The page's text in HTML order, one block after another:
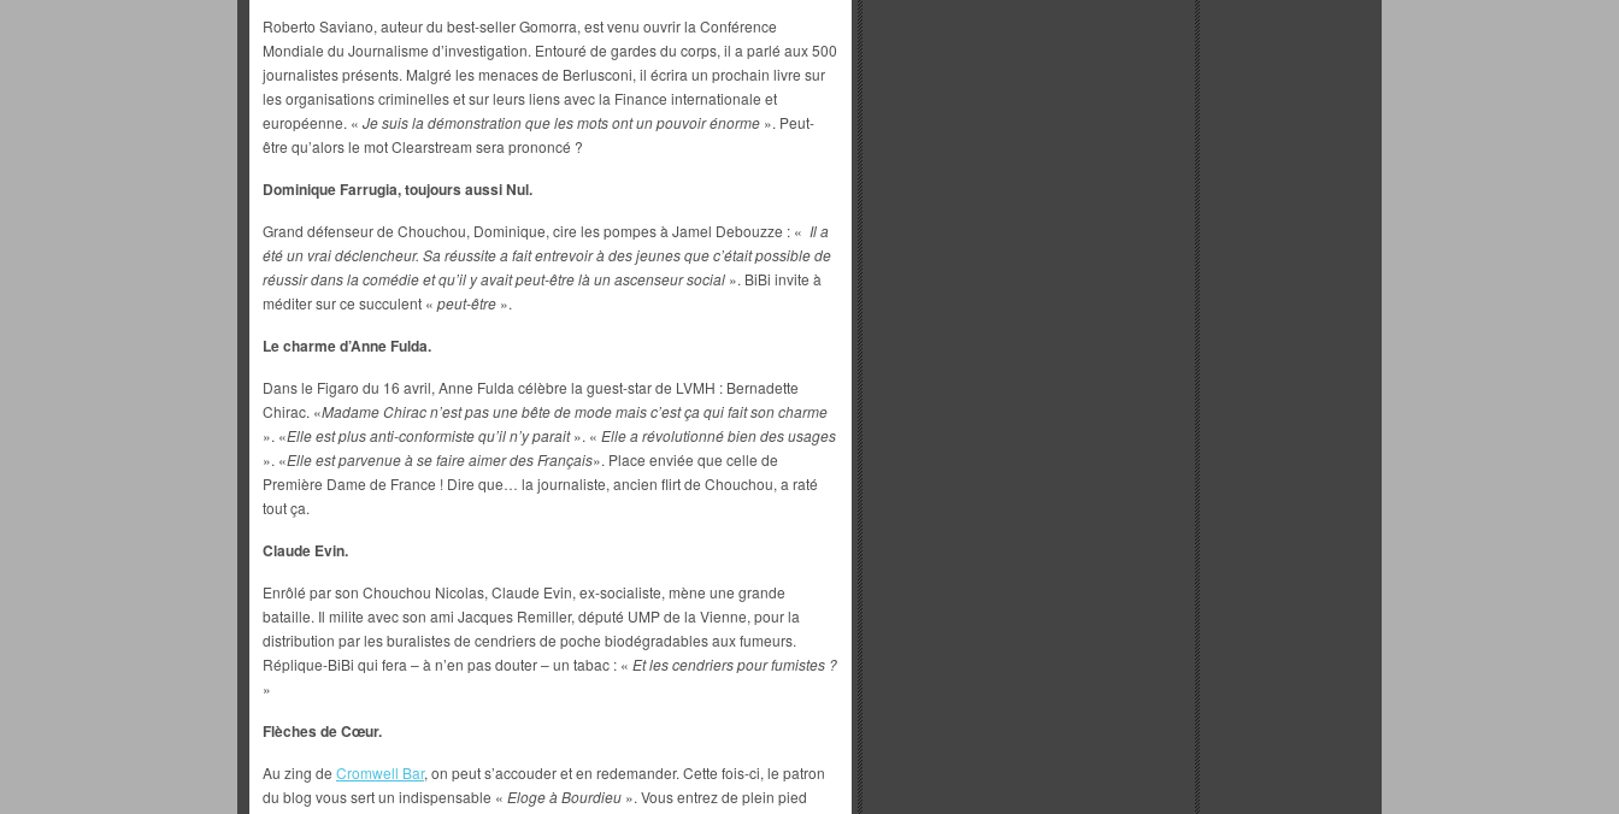
Roberto Saviano, auteur du best-seller Gomorra, est venu ouvrir la Conférence
Mondiale du Journalisme d’investigation. Entouré de gardes du corps, il a parlé aux 500
journalistes présents. Malgré les menaces de Berlusconi, il écrira un prochain livre sur
les organisations criminelles et sur leurs liens avec la Finance internationale et
européenne. « Je suis la démonstration que les mots ont un pouvoir énorme ». Peut-
être qu’alors le mot Clearstream sera prononcé ?
Dominique Farrugia, toujours aussi Nul.
Grand défenseur de Chouchou, Dominique, cire les pompes à Jamel Debouzze : « Il a
été un vrai déclencheur. Sa réussite a fait entrevoir à des jeunes que c’était possible de
réussir dans la comédie et qu’il y avait peut-être là un ascenseur social ». BiBi invite à
méditer sur ce succulent « peut-être ».
Le charme d’Anne Fulda.
Dans le Figaro du 16 avril, Anne Fulda célèbre la guest-star de LVMH : Bernadette
Chirac. «Madame Chirac n’est pas une bête de mode mais c’est ça qui fait son charme
». «Elle est plusanti-conformiste qu’il n’y parait». « Elle a révolutionné bien des usages
». «Elle est parvenue à se faire aimer des Français». Place enviée que celle de
Première Dame de France ! Dire que… la journaliste, ancien flirt de Chouchou, a raté
tout ça.
Claude Evin.
Enrôlé par son Chouchou Nicolas, Claude Evin, ex-socialiste, mène une grande
bataille. Il milite avec son ami Jacques Remiller, député UMP de la Vienne, pour la
distribution par les buralistes de cendriers de poche biodégradables aux fumeurs.
Réplique-BiBi qui fera – à n’en pas douter – un tabac : « Et les cendriers pour fumistes ?
»
Flèches de Cœur.
Au zing de Cromwell Bar, on peut s’accouder et en redemander. Cette fois-ci, le patron
du blog vous sert un indispensable « Eloge à Bourdieu ». Vous entrez de plein pied